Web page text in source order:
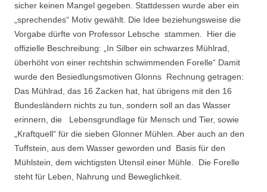
sicher keinen Mangel gegeben. Stattdessen wurde aber ein
„sprechendes“ Motiv gewählt. Die Idee beziehungsweise die
Vorgabe dürfte von Professor Lebsche stammen. Hier die
offizielle Beschreibung: „In Silber ein schwarzes Mühlrad,
überhöht von einer rechtshin schwimmenden Forelle“ Damit
wurde den Besiedlungsmotiven Glonns Rechnung getragen:
Das Mühlrad, das 16 Zacken hat, hat übrigens mit den 16
Bundesländern nichts zu tun, sondern soll an das Wasser
erinnern, die Lebensgrundlage für Mensch und Tier, sowie
„Kraftquell“ für die sieben Glonner Mühlen. Aber auch an den
Tuffstein, aus dem Wasser geworden und Basis für den
Mühlstein, dem wichtigsten Utensil einer Mühle. Die Forelle
steht für Leben, Nahrung und Beweglichkeit.